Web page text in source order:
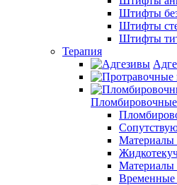
Штифты
Штифты
Штифты
Терапия
Материалы
Материалы
Временные